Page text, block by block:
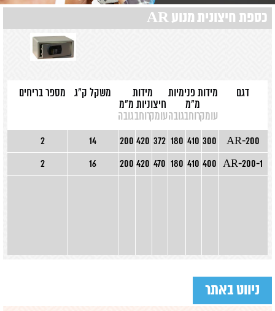
כספת חיצונית מנוע AR
דגם
מידות פנימיות
מ"מ
עומקרוחבגובה
מידות
חיצוניות מ"מ
עומקרוחבגובה
משקל ק"ג מספר בריחים
AR-200
300
410
180
372
420
200
14
2
AR-200-1
400
410
180
470
420
200
16
2
ניווט באתר